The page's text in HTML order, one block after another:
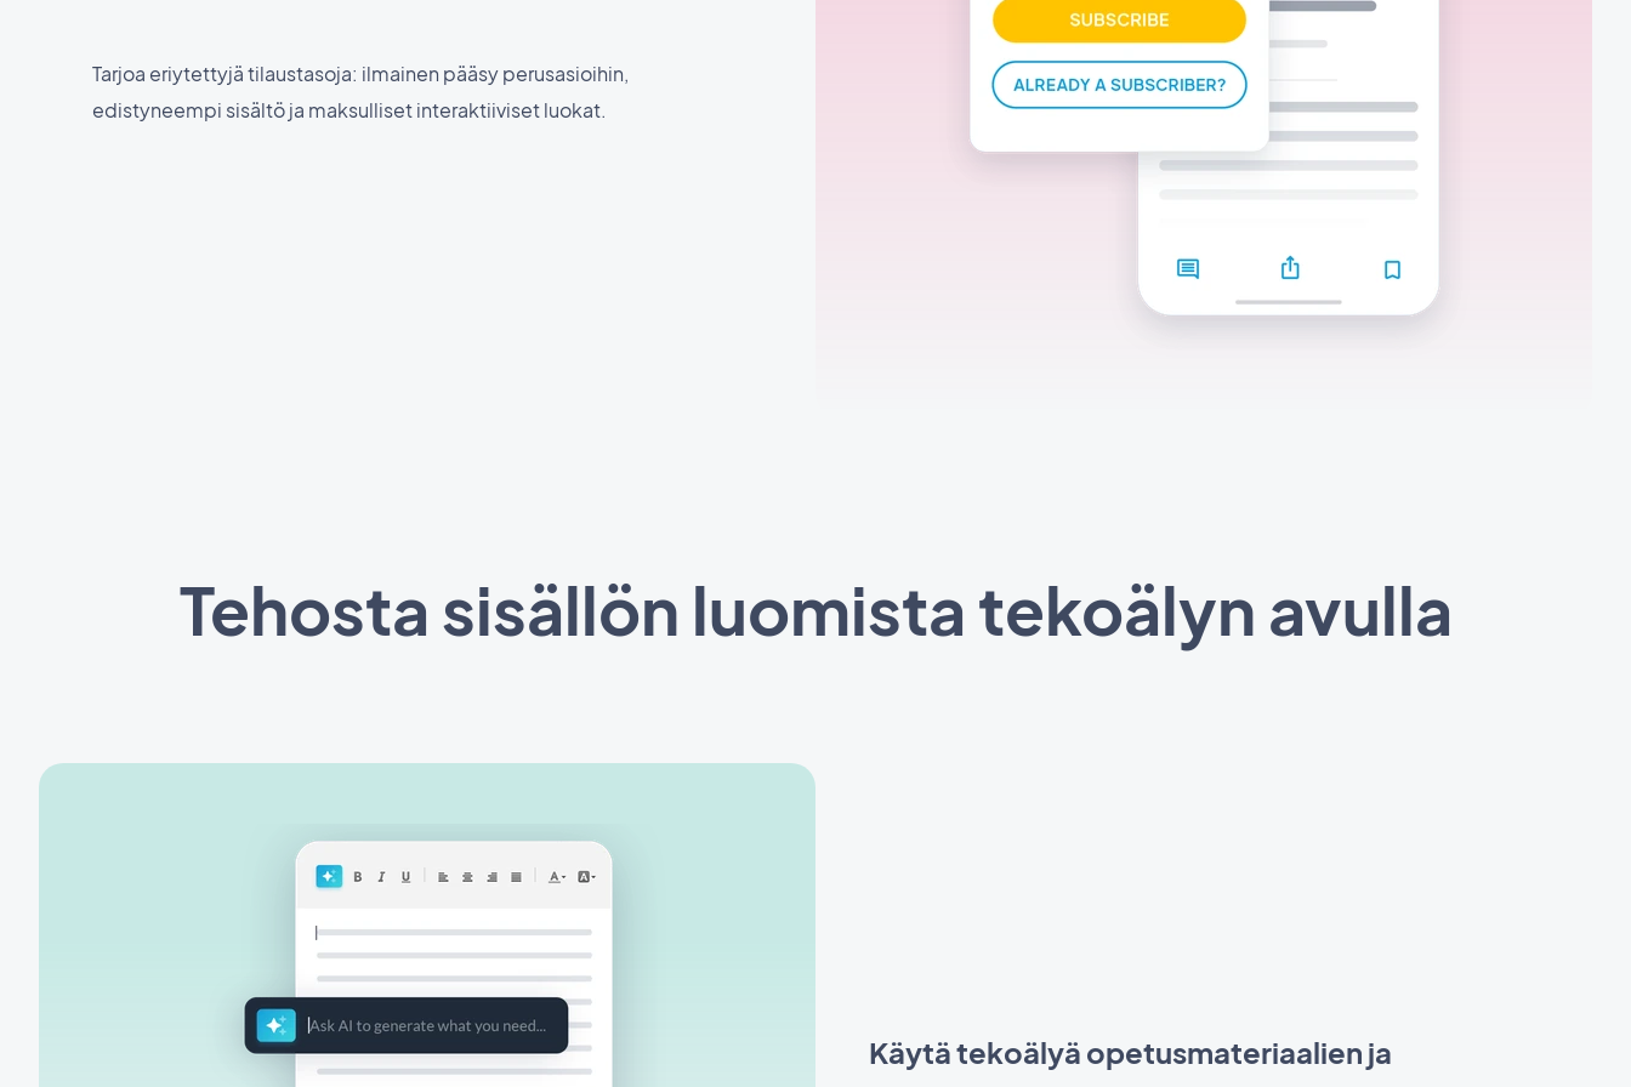
Tarjoa eriytettyjä tilaustasoja: ilmainen pääsy perusasioihin,
edistyneempi sisältö ja maksulliset interaktiiviset luokat.
Tehosta sisällön luomista tekoälyn avulla
Käytä tekoälyä opetusmateriaalien ja